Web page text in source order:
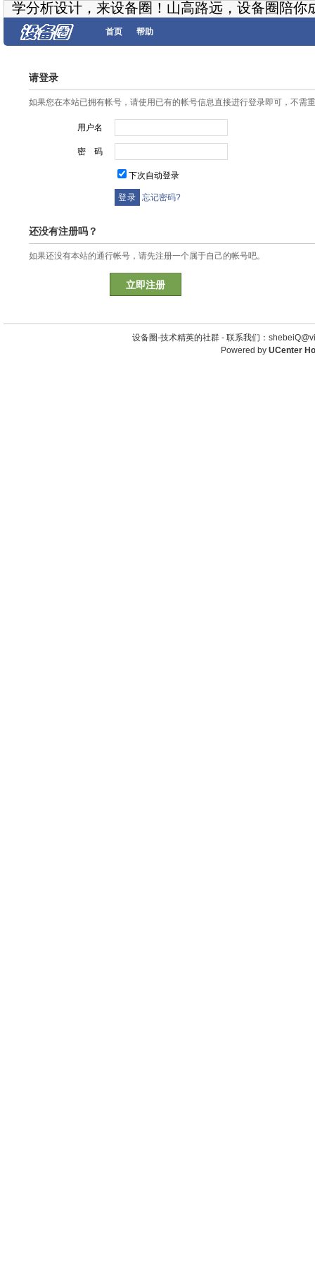
学分析设计，来设备圈！山高路远，设备圈陪你
首页 帮助
请登录
如果您在本站已拥有帐号，请使用已有的帐号信息直接进行登录即可，不需
用户名
密 码
下次自动登录
忘记密码?
还没有注册吗？
如果还没有本站的通行帐号，请先注册一个属于自己的帐号吧。
立即注册
设备圈-技术精英的社群 - 联系我们：
Powered by UCenter